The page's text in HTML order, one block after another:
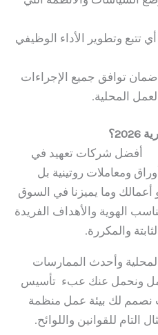
أي تتبع وتطوير الأداء الوظيفي
توافق جميع الإجراءات
المحلية.
أفضل شركات تعهيد في
ومعاملات روتينية بل
أعمالك وما يميزنا في السوق
الهوية والأهداف الفريدة
والمكررة.
وأحدث الممارسات
ونحمل عنك عبء تأسيس
نصمم لك بيئة عمل منظمة
التام للقوانين واللوائح.